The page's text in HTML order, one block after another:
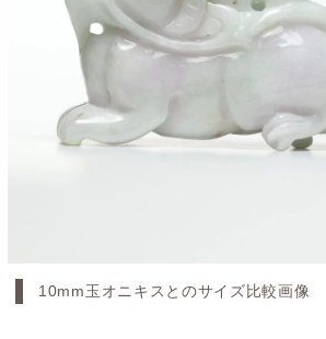
10mm玉オニキスとのサイズ比較画像